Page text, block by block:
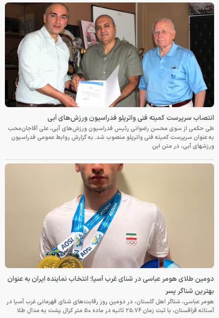
انتصاب سرپرست کمیته فنی واترپلو فدراسیون ورزش‌های آبی
طی حکمی از سوی محسن رضوانی رئیس فدراسیون ورزش‌های آبی، علی آقاجان‌محب
به عنوان سرپرست کمیته فنی واترپلو منصوب شد. به گزارش روابط عمومی فدراسیون
ورزشهای آبی، در متن این
دومین طلای هومر عباسی در شنای غرب آسیا؛ انتخاب نماینده ایران به عنوان
بهترین شناگر پسر
هومر عباسی، شناگر اهل گلستان، در دومین روز رقابت‌های شنای قهرمانی غرب آسیا در
آستانه قزاقستان، با ثبت زمان ۲۵.۷۶ ثانیه در ماده ۵۰ متر کرال پشت به مدال طلا